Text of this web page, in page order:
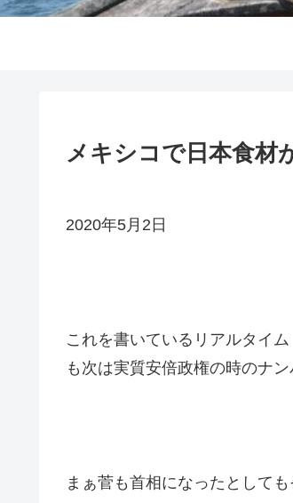
メキシコで日本食
2020年5月2日
これを書いているリアルタイ
も次は実質安倍政権の時のナ
まぁ菅も首相になったとして